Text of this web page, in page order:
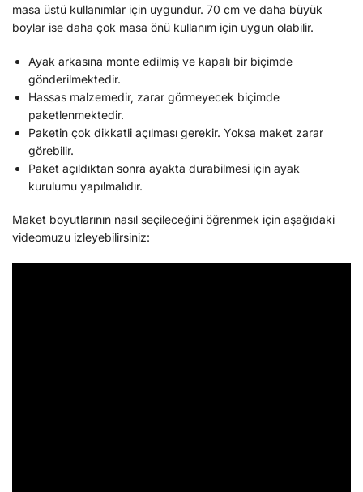
masa üstü kullanımlar için uygundur. 70 cm ve daha büyük
boylar ise daha çok masa önü kullanım için uygun olabilir.
Ayak arkasına monte edilmiş ve kapalı bir biçimde
gönderilmektedir.
Hassas malzemedir, zarar görmeyecek biçimde
paketlenmektedir.
Paketin çok dikkatli açılması gerekir. Yoksa maket zarar
görebilir.
Paket açıldıktan sonra ayakta durabilmesi için ayak
kurulumu yapılmalıdır.
Maket boyutlarının nasıl seçileceğini öğrenmek için aşağıdaki
videomuzu izleyebilirsiniz: